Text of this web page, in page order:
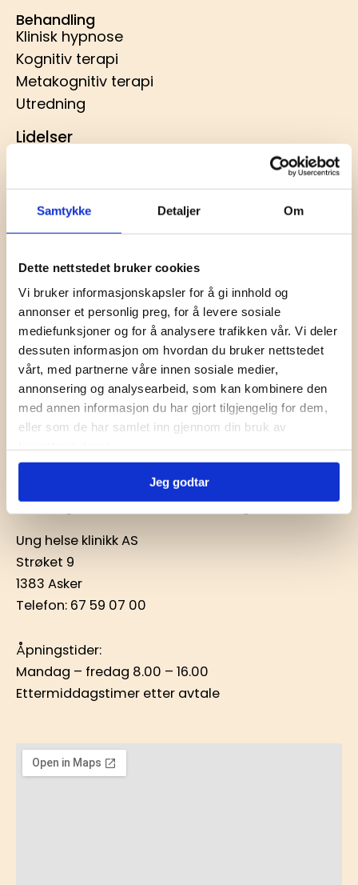
Samtykke Detaljer Om
Dette nettstedet bruker cookies
Vi bruker informasjonskapsler for å gi innhold og
annonser et personlig preg, for å levere sosiale
mediefunksjoner og for å analysere trafikken vår. Vi deler
dessuten informasjon om hvordan du bruker nettstedet
vårt, med partnerne våre innen sosiale medier,
annonsering og analysearbeid, som kan kombinere den
med annen informasjon du har gjort tilgjengelig for dem,
eller som de har samlet inn gjennom din bruk av
Jeg godtar
Behandling
Klinisk hypnose
Kognitiv terapi
Metakognitiv terapi
Utredning
Lidelser
Depresjon
Nevroplastiske plager
Overtenking og slitenhet
Selektive spisevansker (ARFID)
Somatisk sykdom
Søvn
Tvang (OCD)
Ufrivillig skolefravær
Tjenester for bedrifter
Psykisk helsehjelp for ansattes barn
Informasjon til fastleger
Om Ung helse klinikk – for fastleger
Ung helse klinikk AS
Strøket 9
1383 Asker
Telefon: 67 59 07 00
Åpningstider:
Mandag – fredag 8.00 – 16.00
Ettermiddagstimer etter avtale